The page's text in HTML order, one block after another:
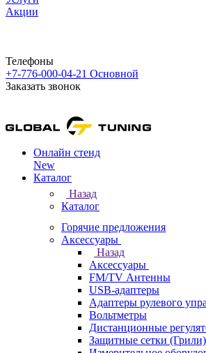
Акции
Телефоны
+7-776-000-04-21 Основной
Заказать звонок
Онлайн стенд
New
Каталог
Назад
Каталог
Горячие предложения
Аксессуары
Назад
Аксессуары
FM/TV Антенны
USB-адаптеры
Адаптеры рулевого
Вольтметры
Дистанционные
Защитные сетки (Грили)